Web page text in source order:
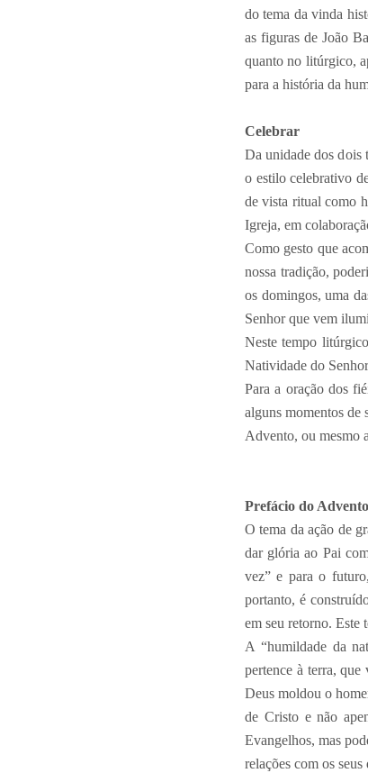
do tema da vinda
as figuras de João
quanto no litúrgico,
para a história da
Celebrar
Da unidade dos dois
o estilo celebrativo
de vista ritual como
Igreja, em
Como gesto que
nossa tradição,
os domingos, uma
Senhor que vem
Neste tempo
Natividade do
Para a oração dos
alguns momentos de
Advento, ou mesmo
Prefácio do
O tema da ação de
dar glória ao Pai
vez” e para o
portanto, é
em seu retorno. Este
A “humildade da
pertence à terra,
Deus moldou o
de Cristo e não
Evangelhos, mas
relações com os